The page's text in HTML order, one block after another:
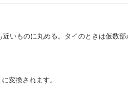
いものに丸める。タイのときは仮数
に変換されます。